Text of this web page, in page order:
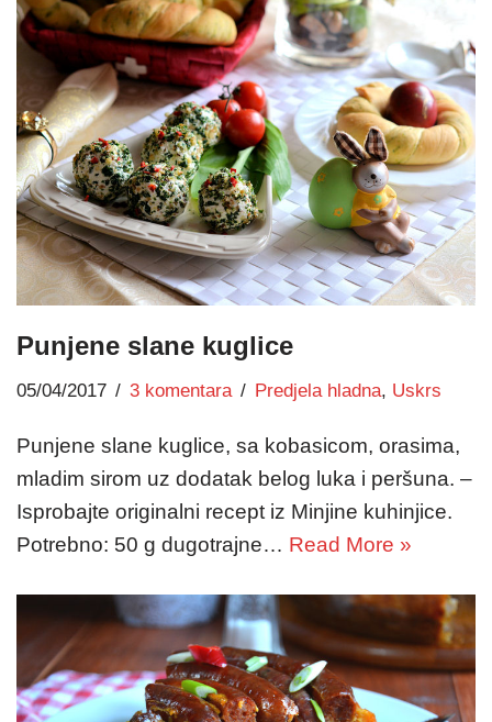
Punjene slane kuglice
05/04/2017 3 komentara Predjela hladna, Uskrs
Punjene slane kuglice, sa kobasicom, orasima,
mladim sirom uz dodatak belog luka i peršuna. –
Isprobajte originalni recept iz Minjine kuhinjice.
Potrebno: 50 g dugotrajne… Read More »